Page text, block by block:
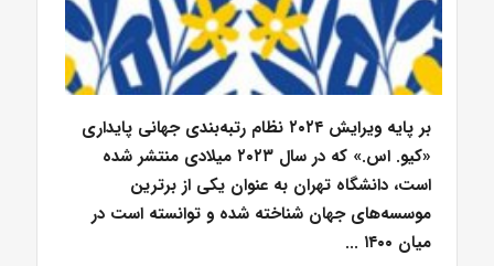
بر پایه ویرایش ۲۰۲۴ نظام رتبه‌بندی جهانی پایداری
«کیو. اس.» که در سال ۲۰۲۳ میلادی منتشر شده
است، دانشگاه تهران به عنوان یکی از برترین
موسسه‌های جهان شناخته شده و توانسته است در
میان ۱۴۰۰ ...